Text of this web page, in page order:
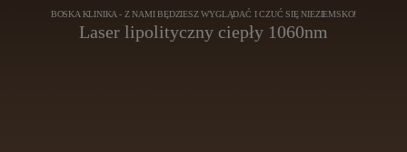
BOSKA KLINIKA - Z NAMI BĘDZIESZ WYGLĄDAĆ I CZUĆ SIĘ NIEZIEMSKO!
Laser lipolityczny ciepły 1060nm